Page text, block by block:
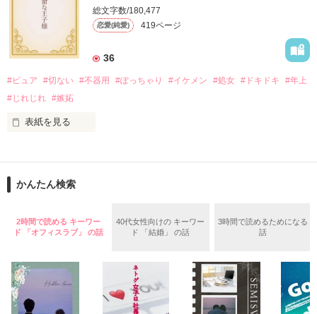
ウチの生徒会長は
人気アイドルユニット『B-DANDY』の一人
涼！！！？
新作は『アイドルが生徒会長！？』
この作品の結末は??
愛音*
この人は、
好きになっちゃいけない人なのに
この恋が叶うわけないのに
意地っ張りなOL
『お願い、優しくしないで
どうせ叶わない恋なら
最初から
出会いたくなかった
総文字数/180,477
恋愛(純愛) 419ページ
36
#ピュア #切ない #不器用 #ぽっちゃり #イケメン #処女 #ドキドキ
#年上
#じれじれ #嫉妬
表紙を見る
― 彼はとてもずるい人 ―
あなたはそう言ってくれたのに。
「女の子は皆、好きだよ」
その気持ちは、
“女の子(みんな)”へのもの……。
かんたん検索
2時間で読める キーワー
ド 「オフィスラブ」 の話
40代女性向けの キーワー
ド 「結婚」 の話
3時間で読めるためになる
話